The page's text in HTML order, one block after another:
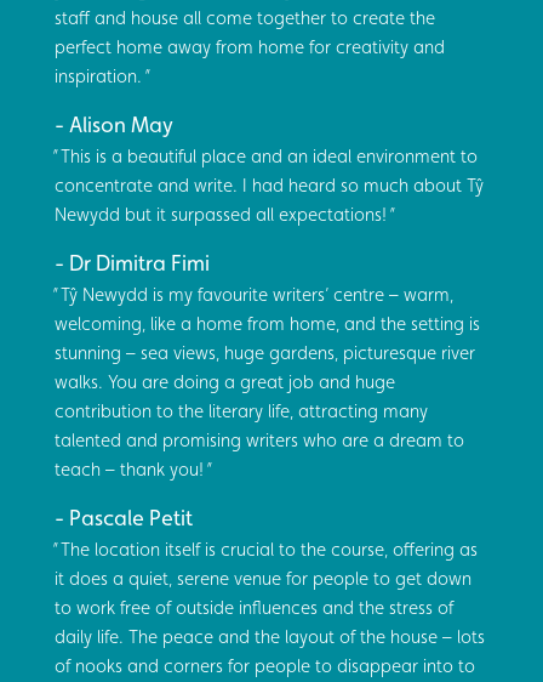
staff and house all come together to create the
perfect home away from home for creativity and
inspiration.
Alison May
This is a beautiful place and an ideal environment to
concentrate and write. I had heard so much about Tŷ
Newydd but it surpassed all expectations!
Dr Dimitra Fimi
Tŷ Newydd is my favourite writers’ centre – warm,
welcoming, like a home from home, and the setting is
stunning – sea views, huge gardens, picturesque river
walks. You are doing a great job and huge
contribution to the literary life, attracting many
talented and promising writers who are a dream to
teach – thank you!
Pascale Petit
The location itself is crucial to the course, offering as
it does a quiet, serene venue for people to get down
to work free of outside influences and the stress of
daily life. The peace and the layout of the house – lots
of nooks and corners for people to disappear into to